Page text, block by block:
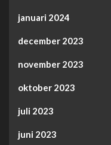
januari 2024
december 2023
november 2023
oktober 2023
juli 2023
juni 2023